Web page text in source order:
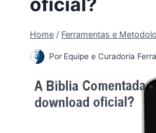
Home / Ferramentas e
Por Equipe e Curadoria